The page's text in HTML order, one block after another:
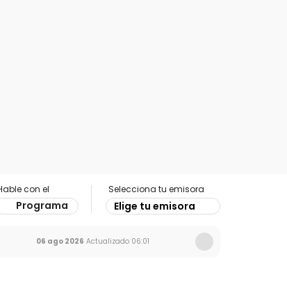
con el
Programa
Selecciona tu emisora
Elige tu emisora
06 ago 2026 Actualizado 06:01